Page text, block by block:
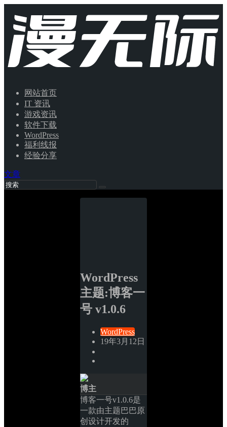
网站首页
IT 资讯
游戏资讯
软件下载
WordPress
福利线报
经验分享
文章
WordPress
主题:博客一
号 v1.0.6
WordPress
19年3月12日
博主
博客一号v1.0.6是
一款由主题巴巴原
创设计开发的